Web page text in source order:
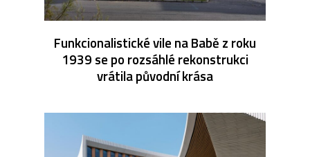
Funkcionalistické vile na Babě z roku
1939 se po rozsáhlé rekonstrukci
vrátila původní krása